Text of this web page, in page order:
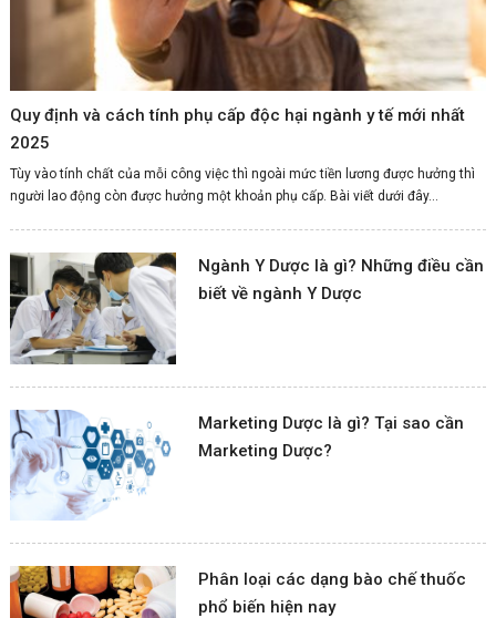
Quy định và cách tính phụ cấp độc hại ngành y tế mới nhất
2025
Tùy vào tính chất của mỗi công việc thì ngoài mức tiền lương được hưởng thì
người lao động còn được hưởng một khoản phụ cấp. Bài viết dưới đây...
Ngành Y Dược là gì? Những điều cần
biết về ngành Y Dược
Marketing Dược là gì? Tại sao cần
Marketing Dược?
Phân loại các dạng bào chế thuốc
phổ biến hiện nay